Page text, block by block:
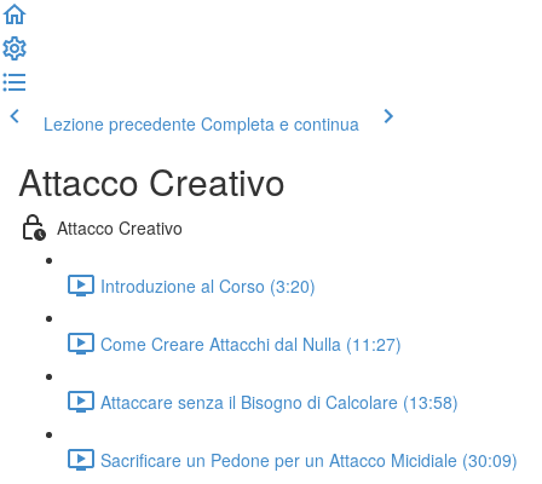
Lezione precedente Completa e continua
Attacco Creativo
Attacco Creativo
Introduzione al Corso (3:20)
Come Creare Attacchi dal Nulla (11:27)
Attaccare senza il Bisogno di Calcolare (13:58)
Sacrificare un Pedone per un Attacco Micidiale (30:09)